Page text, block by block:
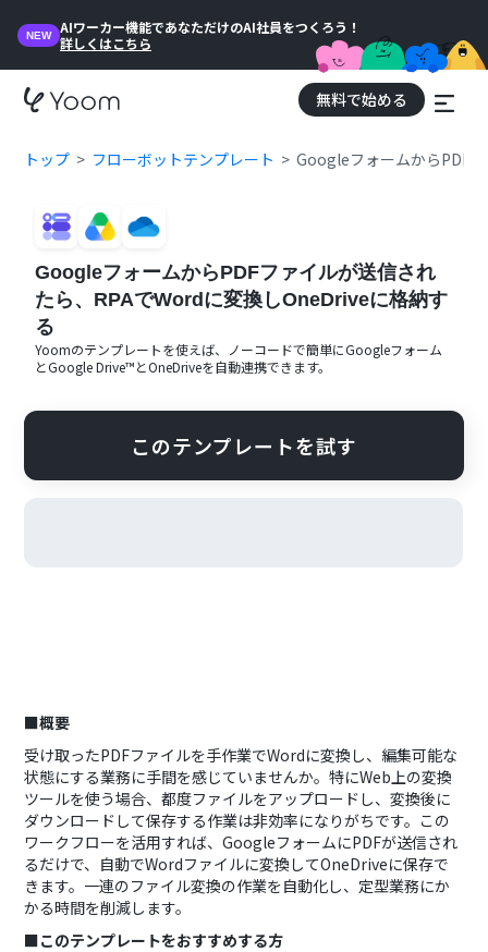
NEW
AIワーカー機能であなただけのAI社員をつくろう！
詳しくはこちら
無料で始める
トップ フローボットテンプレート GoogleフォームからPDF
GoogleフォームからPDFファイルが送信され
たら、RPAでWordに変換しOneDriveに格納す
る
Yoomのテンプレートを使えば、ノーコードで簡単にGoogleフォーム
とGoogle Drive™とOneDriveを自動連携できます。
このテンプレートを試す
■概要
受け取ったPDFファイルを手作業でWordに変換し、編集可能な
状態にする業務に手間を感じていませんか。特にWeb上の変換
ツールを使う場合、都度ファイルをアップロードし、変換後に
ダウンロードして保存する作業は非効率になりがちです。この
ワークフローを活用すれば、GoogleフォームにPDFが送信され
るだけで、自動でWordファイルに変換してOneDriveに保存で
きます。一連のファイル変換の作業を自動化し、定型業務にか
かる時間を削減します。
■このテンプレートをおすすめする方